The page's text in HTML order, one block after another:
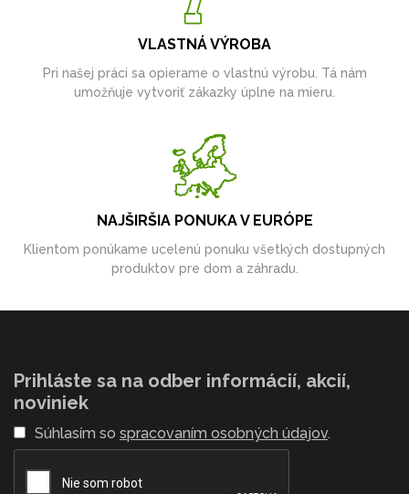
VLASTNÁ VÝROBA
Pri našej práci sa opierame o vlastnú výrobu. Tá nám
umožňuje vytvoriť zákazky úplne na mieru.
NAJŠIRŠIA PONUKA V EURÓPE
Klientom ponúkame ucelenú ponuku všetkých dostupných
produktov pre dom a záhradu.
Prihláste sa na odber informácií, akcií,
noviniek
Súhlasím so spracovaním osobných údajov.